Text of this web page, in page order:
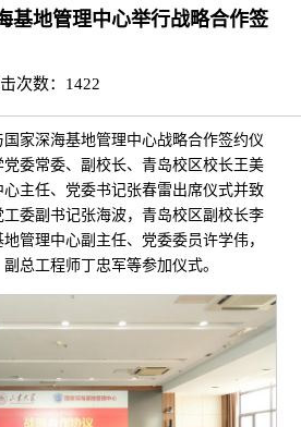
基地管理中心举行战略合作签
次数： 1422
家深海基地管理中心战略合作签约仪
委常委、副校长、青岛校区校长王美
主任、党委书记张春雷出席仪式并致
委副书记张海波，青岛校区副校长李
管理中心副主任、党委委员许学伟，
总工程师丁忠军等参加仪式。